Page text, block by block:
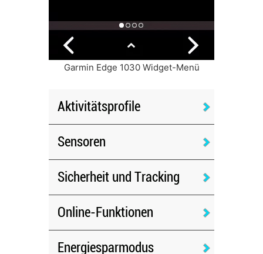
Garmin Edge 1030 Widget-Menü